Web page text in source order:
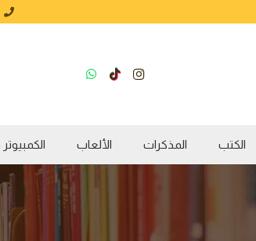
الكتب المذكرات الألعاب